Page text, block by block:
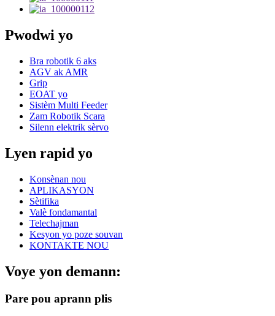
Pwodwi yo
Bra robotik 6 aks
AGV ak AMR
Grip
EOAT yo
Sistèm Multi Feeder
Zam Robotik Scara
Silenn elektrik sèrvo
Lyen rapid yo
Konsènan nou
APLIKASYON
Sètifika
Valè fondamantal
Telechajman
Kesyon yo poze souvan
KONTAKTE NOU
Voye yon demann:
Pare pou aprann plis